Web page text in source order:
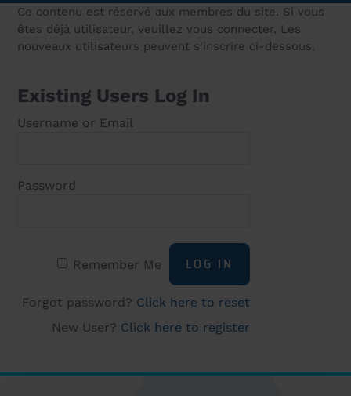
Ce contenu est réservé aux membres du site. Si vous
êtes déjà utilisateur, veuillez vous connecter. Les
nouveaux utilisateurs peuvent s'inscrire ci-dessous.
Existing Users Log In
Username or Email
Password
Remember Me
Forgot password? Click here to reset
New User? Click here to register